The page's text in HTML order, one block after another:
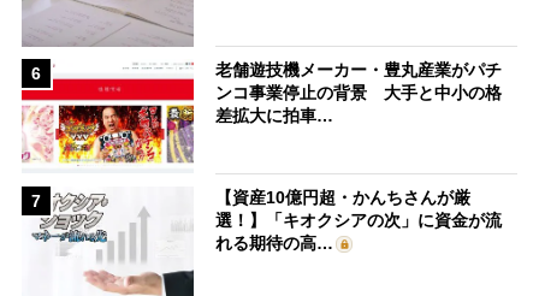
6
老舗遊技機メーカー・豊丸産業がパチ
ンコ事業停止の背景 大手と中小の格
差拡大に拍車…
7
【資産10億円超・かんちさんが厳
選！】「キオクシアの次」に資金が流
れる期待の高…